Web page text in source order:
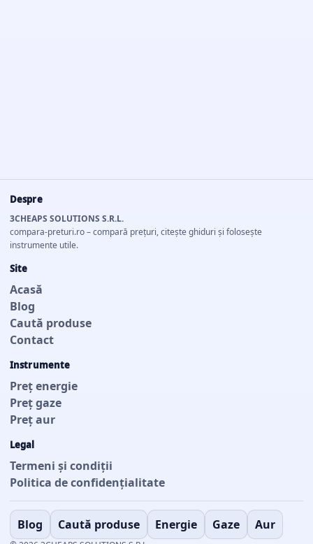
Despre
3CHEAPS SOLUTIONS S.R.L.
compara-preturi.ro – compară prețuri, citește ghiduri și folosește
instrumente utile.
Site
Acasă
Blog
Caută produse
Contact
Instrumente
Preț energie
Preț gaze
Preț aur
Legal
Termeni și condiții
Politica de confidențialitate
Blog Caută produse Energie Gaze Aur